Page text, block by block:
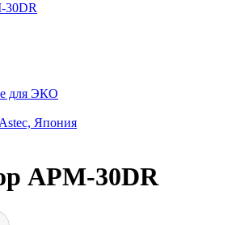
для ЭКО
Япония
APM-30DR